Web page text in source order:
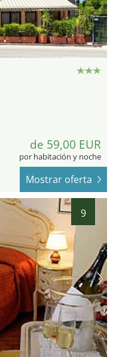
de 59,00 EUR
por habitación y noche
Mostrar oferta
9